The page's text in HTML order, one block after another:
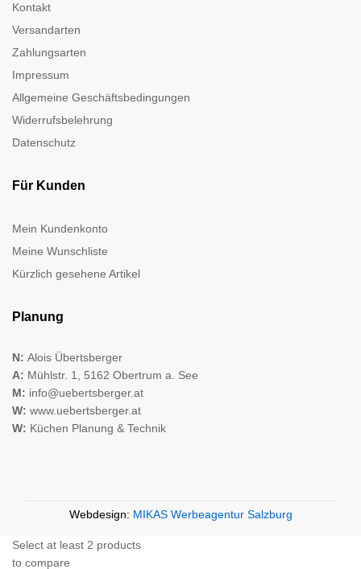
Kontakt
Versandarten
Zahlungsarten
Impressum
Allgemeine Geschäftsbedingungen
Widerrufsbelehrung
Datenschutz
Für Kunden
Mein Kundenkonto
Meine Wunschliste
Kürzlich gesehene Artikel
Planung
N: Alois Übertsberger
A: Mühlstr. 1, 5162 Obertrum a. See
M: info@uebertsberger.at
W: www.uebertsberger.at
W: Küchen Planung & Technik
Webdesign: MIKAS Werbeagentur Salzburg
Select at least 2 products
to compare